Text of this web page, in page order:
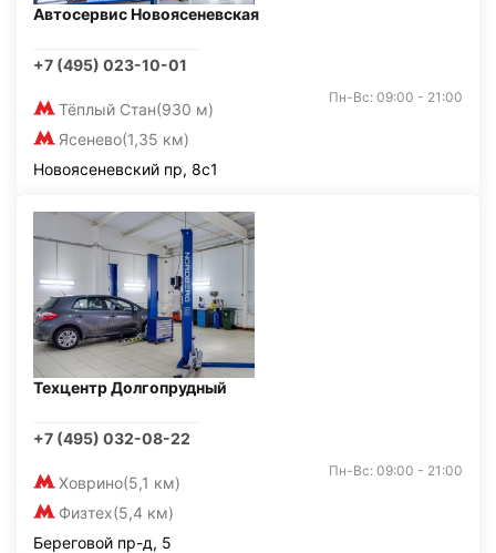
Автосервис Новоясеневская
+7 (495) 023-10-01
Тёплый Стан(930 м)
Ясенево(1,35 км)
Пн-Вс: 09:00 - 21:00
Новоясеневский пр, 8с1
Техцентр Долгопрудный
+7 (495) 032-08-22
Ховрино(5,1 км)
Физтех(5,4 км)
Пн-Вс: 09:00 - 21:00
Береговой пр-д, 5